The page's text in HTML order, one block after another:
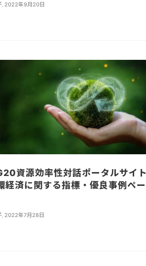
2022年9月20日
資源効率性対話ポータルサイ
経済に関する指標・優良事例ペ
, 2022年7月28日